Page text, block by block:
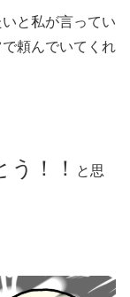
と私が言ってい
頼んでいてくれ
！！
と思